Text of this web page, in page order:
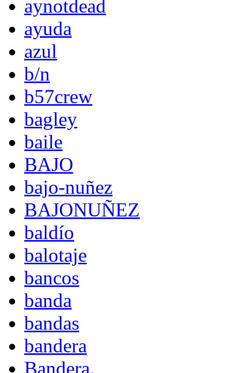
aynotdead
ayuda
azul
b/n
b57crew
bagley
baile
BAJO
bajo-nuñez
BAJONUÑEZ
baldío
balotaje
bancos
banda
bandas
bandera
Bandera.